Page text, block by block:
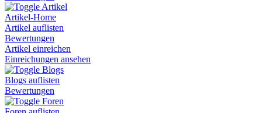
Artikel
Artikel-Home
Artikel auflisten
Bewertungen
Artikel einreichen
Einreichungen ansehen
Blogs
Blogs auflisten
Bewertungen
Foren